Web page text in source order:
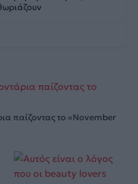
παίζοντας το «November